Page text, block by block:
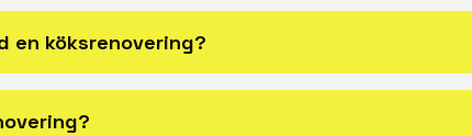
en köksrenovering?